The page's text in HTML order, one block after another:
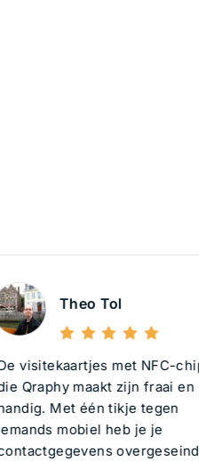
Theo Tol
met NFC-chip
maakt zijn fraai en
Met één tikje tegen
mobiel heb je je
overgeseind.